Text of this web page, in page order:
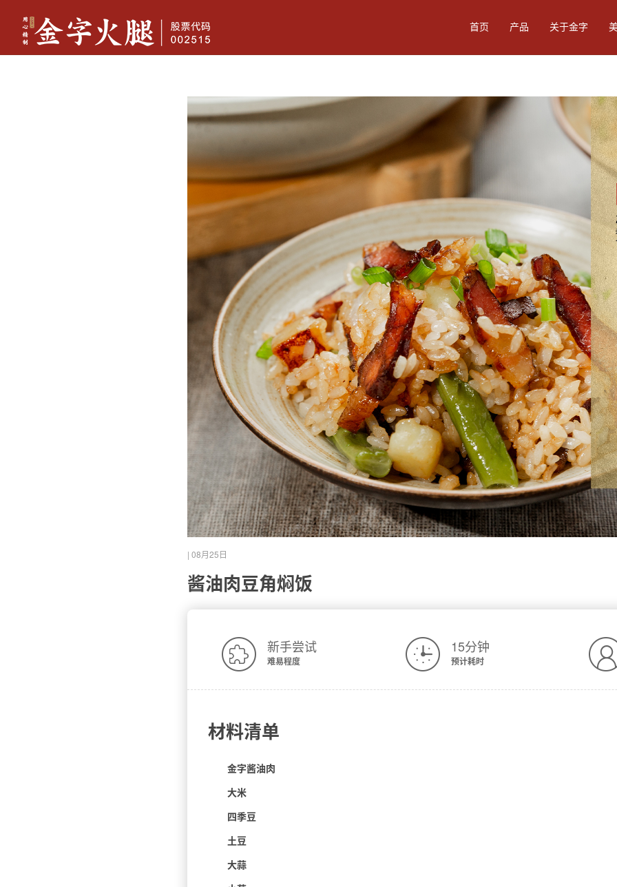
首页 产品 关于金字
香肠腊味 休闲零食 食品加工 餐
两头乌火腿（限量）3.6kg
尊享
陈香火腿3.6kg
陈年
黑猪火腿3.6kg
黑猪
金字资讯 经销加盟
香肠 酱肉
| 08月25日
酱油肉豆角焖饭
新手尝试
难易程度
15分钟
预计耗时
材料清单
金字酱油肉
大米
四季豆
土豆
大蒜